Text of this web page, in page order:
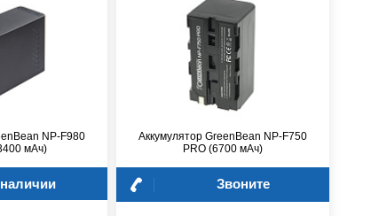
NP-F980
мАч)
Аккумулятор GreenBean NP-F750
PRO (6700 мАч)
Звоните